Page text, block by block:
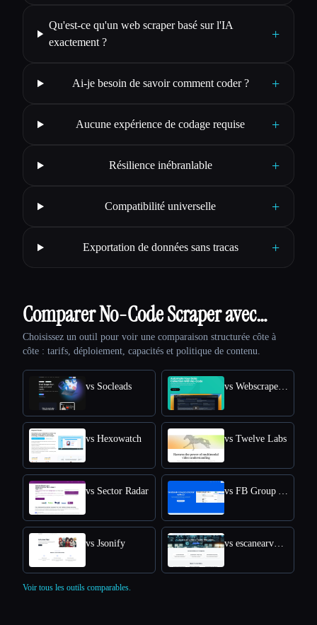
Qu'est-ce qu'un web scraper basé sur l'IA
exactement ?
+
Ai-je besoin de savoir comment coder ? +
Aucune expérience de codage requise +
Résilience inébranlable +
Compatibilité universelle +
Exportation de données sans tracas +
Comparer No-Code Scraper avec…
Choisissez un outil pour voir une comparaison structurée côte à
côte : tarifs, déploiement, capacités et politique de contenu.
vs Socleads vs WebscrapeAI
vs Hexowatch vs Twelve Labs
vs Sector Radar vs FB Group AI Extractor
vs Jsonify vs escanearvulnerabilidades.com
Voir tous les outils comparables.